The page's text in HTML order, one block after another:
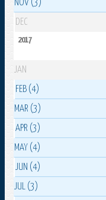
NOV (3)
DEC
2017
JAN
FEB (4)
MAR (3)
APR (3)
MAY (4)
JUN (4)
JUL (3)